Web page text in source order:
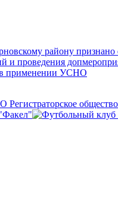
району
и проведения
в применении УСНО